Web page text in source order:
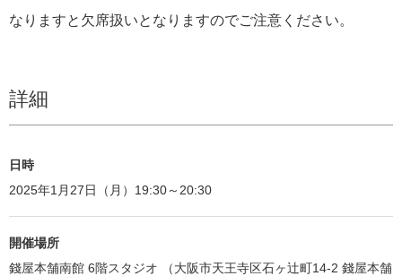
なりますと欠席扱いとなりますのでご注意ください。
詳細
日時
2025年1月27日（月）19:30～20:30
開催場所
錢屋本舗南館 6階スタジオ （大阪市天王寺区石ヶ辻町14-2 錢屋本舗